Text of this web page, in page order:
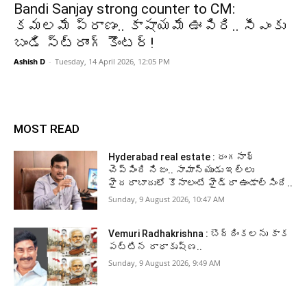
Bandi Sanjay strong counter to CM:
కమలమే ప్రాణం.. కాషాయమే ఊపిరి.. సీఎంకు
బండి స్ట్రాంగ్‌ కౌంటర్‌!
Ashish D - Tuesday, 14 April 2026, 12:05 PM
MOST READ
Hyderabad real estate : రంగనాథ్
చెప్పింది నిజం.. సామాన్యుడు ఇల్లు
హైదరాబాదులో కొనాలంటే హైడ్రా ఉండాల్సిందే..
Sunday, 9 August 2026, 10:47 AM
Vemuri Radhakrishna : బొద్దింకలను కాక
పట్టిన రాధాకృష్ణ..
Sunday, 9 August 2026, 9:49 AM